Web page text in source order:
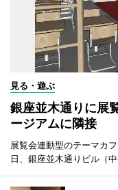
見る・遊ぶ
銀座並木通りに展
ージアムに隣接
展覧会連動型のテーマカ
日、銀座並木通りビル（